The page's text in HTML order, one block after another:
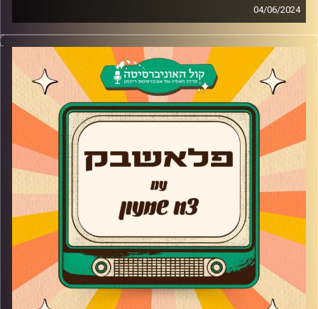
04/06/2024
נמרוד רשף מגיע לאולפן פלאשבק!
מלך הראפ העל זמני ומנחה ערוץ הילדים לשעבר מדבר על
התקופה בערוץ הילדים, המוזיקה של פעם לעומת המוזיקה של
היום, האלבום החדש המחברת ואיך היה לחזור למשפחת
שבק'ס בהופעת איחוד.
קרדיט תמונות:AudioVersity